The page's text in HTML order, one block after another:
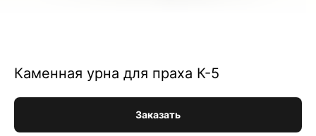
Каменная урна для праха К-5
Заказать